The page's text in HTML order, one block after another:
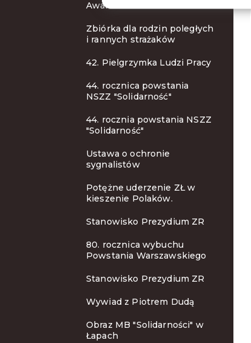
Awaria telefonów!
Zbiórka dla rodzin poległych
i rannych strażaków
42. Pielgrzymka Ludzi Pracy
44. rocznica powstania
NSZZ "Solidarność"
44. rocznia powstania NSZZ
"Solidarność"
Ustawa o ochronie
sygnalistów
Potężne uderzenie ZŁ w
kieszenie Polaków.
Stanowisko Prezydium ZR
80. rocznica wybuchu
Powstania Warszawskiego
Stanowisko Prezydium ZR
Wywiad z Piotrem Dudą
Obraz MB "Solidarności" w
Łapach